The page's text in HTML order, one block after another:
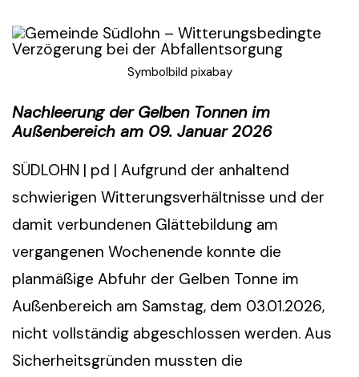
Symbolbild pixabay
Nachleerung der Gelben Tonnen im
Außenbereich am 09. Januar 2026
SÜDLOHN | pd | Aufgrund der anhaltend
schwierigen Witterungsverhältnisse und der
damit verbundenen Glättebildung am
vergangenen Wochenende konnte die
planmäßige Abfuhr der Gelben Tonne im
Außenbereich am Samstag, dem 03.01.2026,
nicht vollständig abgeschlossen werden. Aus
Sicherheitsgründen mussten die